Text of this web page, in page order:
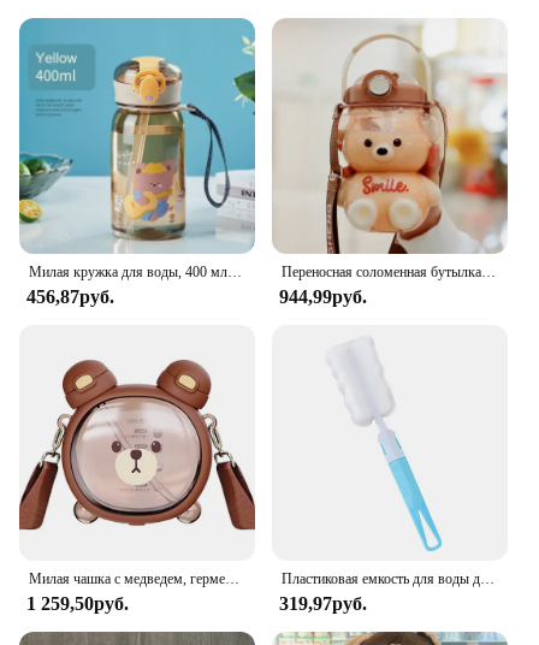
456,87руб.
Переносная соломенная бутылка для воды 1/1, 4 литра с крышкой с изображением медведя, большая емкость, мультяшная пластиковая чашка, детская чашка с ремешком, бутылка для воды
944,99руб.
1 259,50руб.
Пластиковая емкость для воды для девочек, с розовым медведем, пластмассовая, большая, с ремешком, питьевая бутылка для школы
319,97руб.